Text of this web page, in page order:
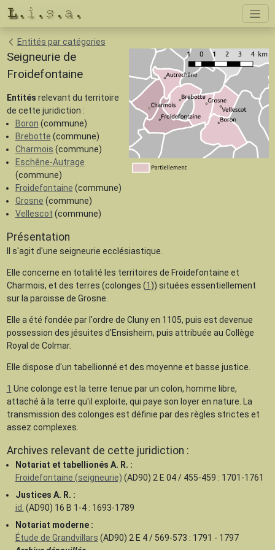
Entités par catégories
Seigneurie de
Froidefontaine
Entités relevant du territoire
de cette juridiction :
Boron (commune)
Brebotte (commune)
Charmois (commune)
Eschêne-Autrage
(commune)
Froidefontaine (commune)
Grosne (commune)
Vellescot (commune)
Présentation
Il s'agit d'une seigneurie ecclésiastique.
Elle concerne en totalité les territoires de Froidefontaine et
Charmois, et des terres (colonges (1 )) situées essentiellement
sur la paroisse de Grosne.
Elle a été fondée par l'ordre de Cluny en 1105, puis est devenue
possession des jésuites d'Ensisheim, puis attribuée au Collège
Royal de Colmar.
Elle dispose d'un tabellionné et des moyenne et basse justice.
1 Une colonge est la terre tenue par un colon, homme libre,
attaché à la terre qu'il exploite, qui paye son loyer en nature. La
transmission des colonges est définie par des règles strictes et
assez complexes.
Archives relevant de cette juridiction :
Notariat et tabellionés A. R. :
Froidefontaine (seigneurie) (AD90) 2 E 04 / 455-459 : 1701-1761
Justices A. R. :
id. (AD90) 16 B 1-4 : 1693-1789
Notariat moderne :
Étude de Grandvillars (AD90) 2 E 4 / 569-573 : 1791 - 1797